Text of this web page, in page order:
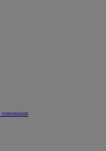
concession